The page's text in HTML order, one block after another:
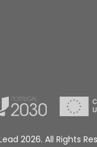
2026. All Rights